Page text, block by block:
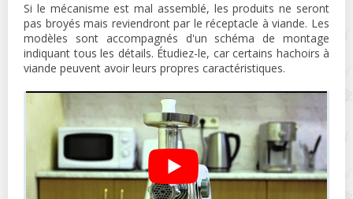
Si le mécanisme est mal assemblé, les produits ne seront
pas broyés mais reviendront par le réceptacle à viande. Les
modèles sont accompagnés d'un schéma de montage
indiquant tous les détails. Étudiez-le, car certains hachoirs à
viande peuvent avoir leurs propres caractéristiques.